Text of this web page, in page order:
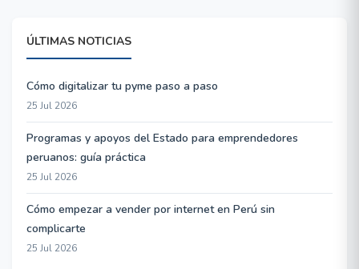
ÚLTIMAS NOTICIAS
Cómo digitalizar tu pyme paso a paso
25 Jul 2026
Programas y apoyos del Estado para emprendedores
peruanos: guía práctica
25 Jul 2026
Cómo empezar a vender por internet en Perú sin
complicarte
25 Jul 2026